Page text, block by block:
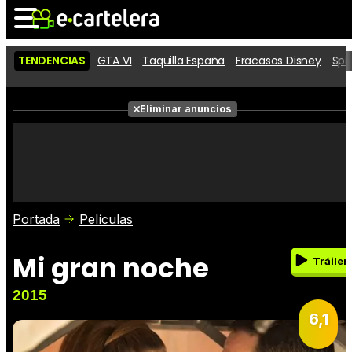
Noticias
Cartelera
Críticas
TENDENCIAS GTA VI Taquilla España Fracasos Disney
Eliminar anuncios
Portada Películas
Mi gran noche
2015
Tráiler
6,1